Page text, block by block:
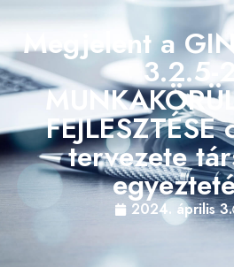
Megjelent a
3.2.5-
tervezete
2024. április 3.